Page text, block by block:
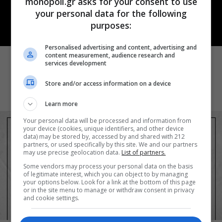
Ρωγμές: Η σόλο χοροθεατρική
περφόρμανς της Χριστίνας Κυριαζίδη
στο Δημοτικό Θέατρο Πειραιά
ΘΕΑΤΡΟ
your personal data for the following
purposes:
Personalised advertising and content, advertising and
content measurement, audience research and
services development
Store and/or access information on a device
Learn more
Your personal data will be processed and information from
your device (cookies, unique identifiers, and other device
data) may be stored by, accessed by and shared with 212
partners, or used specifically by this site. We and our partners
may use precise geolocation data. List of partners.
Some vendors may process your personal data on the basis
of legitimate interest, which you can object to by managing
your options below. Look for a link at the bottom of this page
or in the site menu to manage or withdraw consent in privacy
and cookie settings.